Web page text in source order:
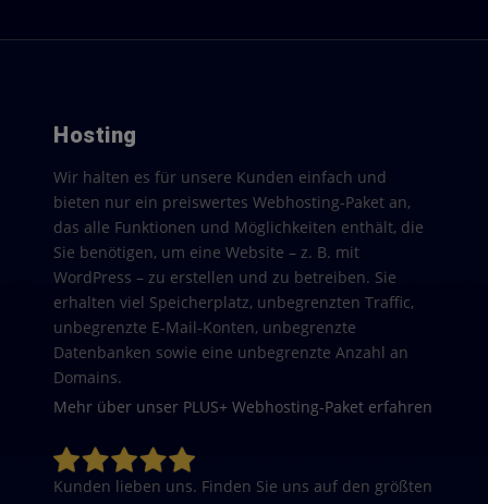
Hosting
Wir halten es für unsere Kunden einfach und
bieten nur ein preiswertes Webhosting-Paket an,
das alle Funktionen und Möglichkeiten enthält, die
Sie benötigen, um eine Website – z. B. mit
WordPress – zu erstellen und zu betreiben. Sie
erhalten viel Speicherplatz, unbegrenzten Traffic,
unbegrenzte E-Mail-Konten, unbegrenzte
Datenbanken sowie eine unbegrenzte Anzahl an
Domains.
Mehr über unser PLUS+ Webhosting-Paket erfahren
Kunden lieben uns. Finden Sie uns auf den größten